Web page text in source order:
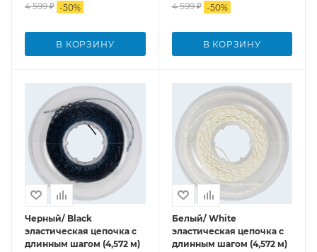
4 599₽ -50%
В КОРЗИНУ
4 599₽ -50%
В КОРЗИНУ
Черный/ Black
эластическая цепочка с
длинным шагом (4,572 м)
Белый/ White
эластическая цепочка с
длинным шагом (4,572 м)